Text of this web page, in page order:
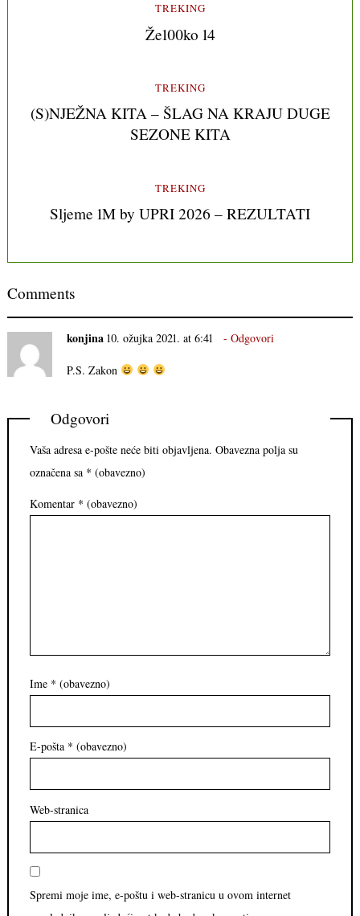
TREKING
Že100ko 14
TREKING
(S)NJEŽNA KITA – ŠLAG NA KRAJU DUGE
SEZONE KITA
TREKING
Sljeme 1M by UPRI 2026 – REZULTATI
Comments
konjina 10. ožujka 2021. at 6:41 Odgovori
P.S. Zakon
Odgovori
Vaša adresa e-pošte neće biti objavljena. Obavezna polja su
označena sa * (obavezno)
Komentar * (obavezno)
Ime * (obavezno)
E-pošta * (obavezno)
Web-stranica
Spremi moje ime, e-poštu i web-stranicu u ovom internet